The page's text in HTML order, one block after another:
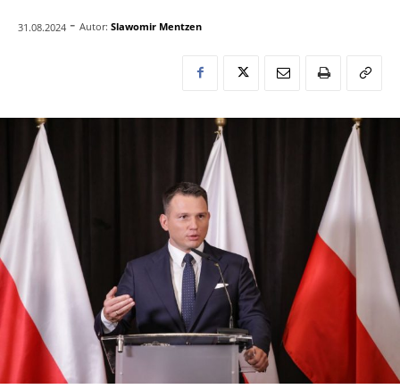
31.08.2024 - Autor: Slawomir Mentzen